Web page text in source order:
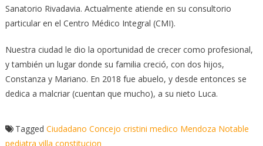
Sanatorio Rivadavia. Actualmente atiende en su consultorio
particular en el Centro Médico Integral (CMI).
Nuestra ciudad le dio la oportunidad de crecer como profesional,
y también un lugar donde su familia creció, con dos hijos,
Constanza y Mariano. En 2018 fue abuelo, y desde entonces se
dedica a malcriar (cuentan que mucho), a su nieto Luca.
Tagged Ciudadano Concejo cristini medico Mendoza Notable
pediatra villa constitucion